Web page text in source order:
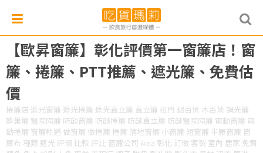
【歐昇窗簾】彰化評價第一窗簾店！窗
簾、捲簾、PTT推薦、遮光簾、免費估
價
捲簾店 遮光窗簾 遮光捲簾 遮光直立簾 直立簾 拉門 鋁百葉 木百葉 調光簾
蜂巢簾 醫院隔簾 防燄窗簾 防燄捲簾 防燄直立簾 防燄醫院隔簾 電動窗簾 電
動捲簾 窗簾軌道 做窗簾 做捲簾 捲簾 落地窗簾 小窗簾 短窗簾 半腰窗簾 窗
簾布 種類 遮光 評價 比較 評比 窗簾公司 ikea 彰化 訂做 客製 室內 居家 免費